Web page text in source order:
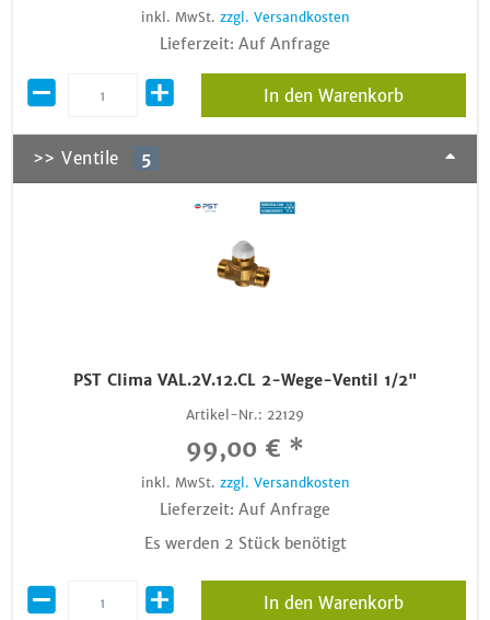
inkl. MwSt. zzgl. Versandkosten
Lieferzeit: Auf Anfrage
In den Warenkorb
>> Ventile 5
PST Clima VAL.2V.12.CL 2-Wege-Ventil 1/2"
Artikel-Nr.: 22129
99,00 € *
inkl. MwSt. zzgl. Versandkosten
Lieferzeit: Auf Anfrage
Es werden 2 Stück benötigt
In den Warenkorb